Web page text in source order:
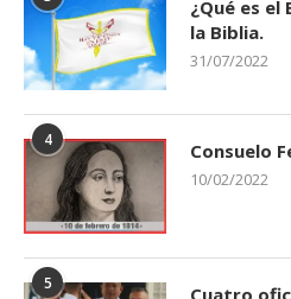
¿Qué es el
la Biblia.
31/07/2022
4 Consuelo
10/02/2022
5
Cuatro